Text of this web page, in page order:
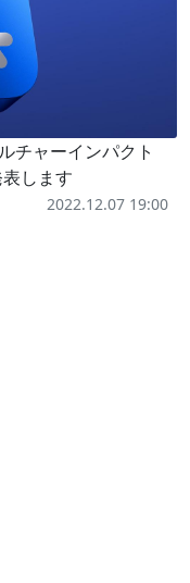
チャーインパクト
します
2022.12.07 19:00